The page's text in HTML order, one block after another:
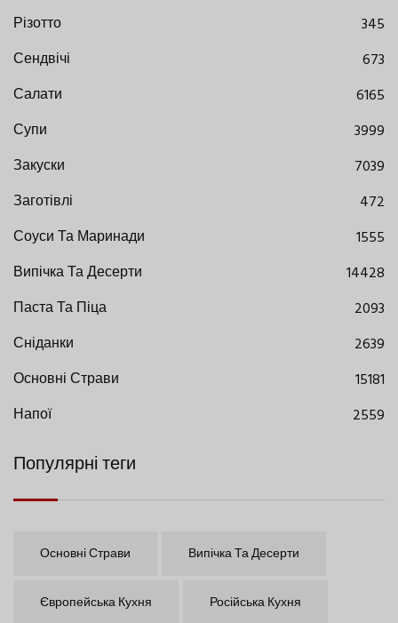
Різотто
345
Сендвічі
673
Салати
6165
Супи
3999
Закуски
7039
Заготівлі
472
Соуси Та Маринади
1555
Випічка Та Десерти
14428
Паста Та Піца
2093
Сніданки
2639
Основні Страви
15181
Напої
2559
Популярні теги
Основні Страви Випічка Та Десерти
Європейська Кухня Російська Кухня